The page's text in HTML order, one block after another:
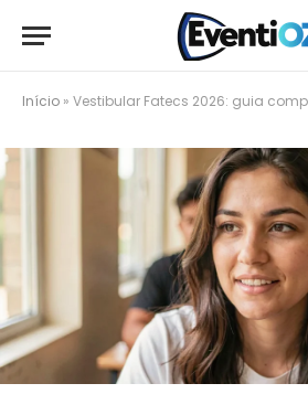
Início » Vestibular Fatecs 2026: guia completo